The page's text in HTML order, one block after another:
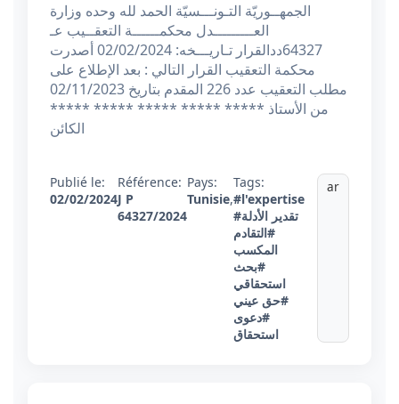
الجمهــوريّة التـونـــسيّة الحمد لله وحده وزارة
العـــــــــدل محكمــــــة التعقــيب عـ
64327ددالقرار تـاريـــخه: 02/02/2024 أصدرت
محكمة التعقيب القرار التالي : بعد الإطلاع على
مطلب التعقيب عدد 226 المقدم بتاريخ 02/11/2023
من الأستاذ ***** ***** ***** ***** *****
الكائن
Publié le:
02/02/2024
Référence:
J P
64327/2024
Pays:
Tunisie,
Tags:
#l'expertise
#تقدير الأدلة
#التقادم
المكسب
#بحث
استحقاقي
#حق عيني
#دعوى
استحقاق
ar